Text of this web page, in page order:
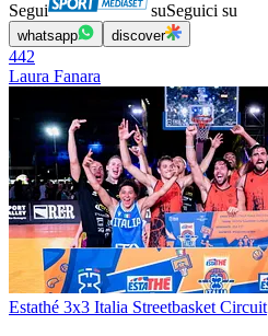
Segui suSeguici su
whatsapp discover
442
Laura Fanara
Estathé 3x3 Italia Streetbasket Circuit